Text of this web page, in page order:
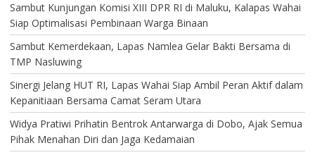
Sambut Kunjungan Komisi XIII DPR RI di Maluku, Kalapas Wahai
Siap Optimalisasi Pembinaan Warga Binaan
Sambut Kemerdekaan, Lapas Namlea Gelar Bakti Bersama di
TMP Nasluwing
Sinergi Jelang HUT RI, Lapas Wahai Siap Ambil Peran Aktif dalam
Kepanitiaan Bersama Camat Seram Utara
Widya Pratiwi Prihatin Bentrok Antarwarga di Dobo, Ajak Semua
Pihak Menahan Diri dan Jaga Kedamaian